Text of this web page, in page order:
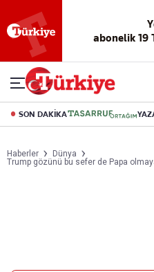
abonelik 19
SON DAKİKA
Haberler
Dünya
Trump gözünü bu sefer de Papa